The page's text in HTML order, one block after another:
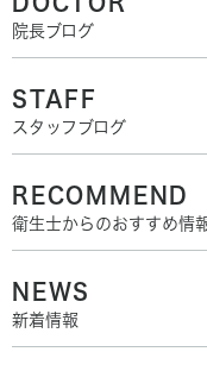
院長ブログ
STAFF
スタッフブログ
RECOMMEND
衛生士からのおすすめ情
NEWS
新着情報